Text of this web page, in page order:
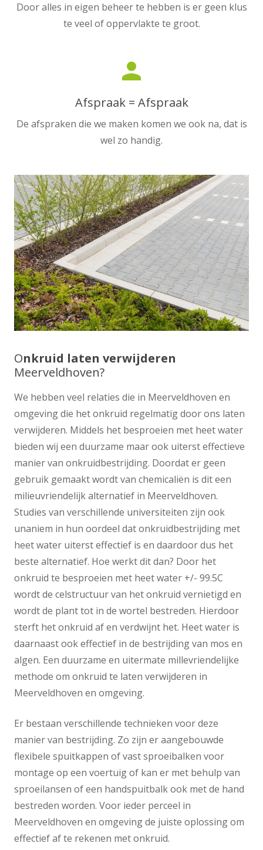
Door alles in eigen beheer te hebben is er geen klus
te veel of oppervlakte te groot.
person
Afspraak = Afspraak
De afspraken die we maken komen we ook na, dat is
wel zo handig.
Onkruid laten verwijderen
Meerveldhoven?
We hebben veel relaties die in Meerveldhoven en
omgeving die het onkruid regelmatig door ons laten
verwijderen. Middels het besproeien met heet water
bieden wij een duurzame maar ook uiterst effectieve
manier van onkruidbestrijding. Doordat er geen
gebruik gemaakt wordt van chemicaliën is dit een
milieuvriendelijk alternatief in Meerveldhoven.
Studies van verschillende universiteiten zijn ook
unaniem in hun oordeel dat onkruidbestrijding met
heet water uiterst effectief is en daardoor dus het
beste alternatief. Hoe werkt dit dan? Door het
onkruid te besproeien met heet water +/- 99.5C
wordt de celstructuur van het onkruid vernietigd en
wordt de plant tot in de wortel bestreden. Hierdoor
sterft het onkruid af en verdwijnt het. Heet water is
daarnaast ook effectief in de bestrijding van mos en
algen. Een duurzame en uitermate millevriendelijke
methode om onkruid te laten verwijderen in
Meerveldhoven en omgeving.
Er bestaan verschillende technieken voor deze
manier van bestrijding. Zo zijn er aangebouwde
flexibele spuitkappen of vast sproeibalken voor
montage op een voertuig of kan er met behulp van
sproeilansen of een handspuitbalk ook met de hand
bestreden worden. Voor ieder perceel in
Meerveldhoven en omgeving de juiste oplossing om
effectief af te rekenen met onkruid.